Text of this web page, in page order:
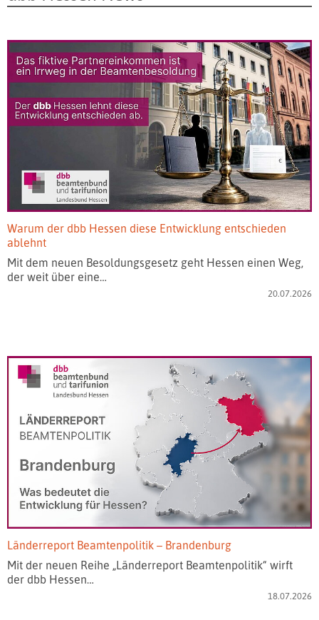
Warum der dbb Hessen diese Entwicklung entschieden
ablehnt
Mit dem neuen Besoldungsgesetz geht Hessen einen Weg,
der weit über eine…
20.07.2026
Länderreport Beamtenpolitik – Brandenburg
Mit der neuen Reihe „Länderreport Beamtenpolitik“ wirft
der dbb Hessen…
18.07.2026